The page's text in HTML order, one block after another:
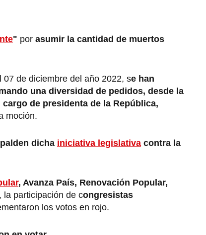
" por asumir la cantidad de muertos
de diciembre del año 2022, se han
una diversidad de pedidos, desde la
de presidenta de la República,
moción.
dicha iniciativa legislativa contra la
, Avanza País, Renovación Popular,
la participación de congresistas
los votos en rojo.